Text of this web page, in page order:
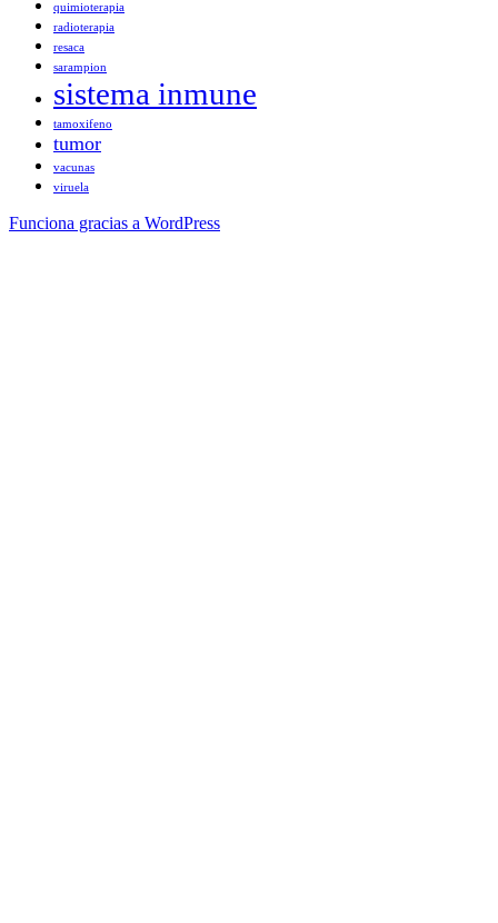
quimioterapia
radioterapia
resaca
sarampion
sistema inmune
tamoxifeno
tumor
vacunas
viruela
Funciona gracias a WordPress